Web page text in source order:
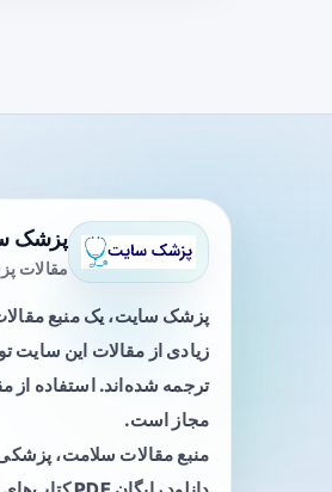
پزشک
مقالات
پزشک سایت، یک منبع
زیادی از مقالات این
ترجمه شده‌اند. استفاده از
مجاز است.
منبع مقالات سلامت،